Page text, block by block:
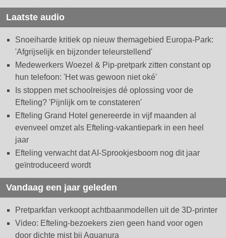
Laatste audio
Snoeiharde kritiek op nieuw themagebied Europa-Park:
'Afgrijselijk en bijzonder teleurstellend'
Medewerkers Woezel & Pip-pretpark zitten constant op
hun telefoon: 'Het was gewoon niet oké'
Is stoppen met schoolreisjes dé oplossing voor de
Efteling? 'Pijnlijk om te constateren'
Efteling Grand Hotel genereerde in vijf maanden al
evenveel omzet als Efteling-vakantiepark in een heel
jaar
Efteling verwacht dat AI-Sprookjesboom nog dit jaar
geïntroduceerd wordt
Vandaag een jaar geleden
Pretparkfan verkoopt achtbaanmodellen uit de 3D-printer
Video: Efteling-bezoekers zien geen hand voor ogen
door dichte mist bij Aquanura